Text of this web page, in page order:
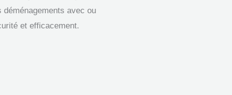
avec ou
et efficacement.